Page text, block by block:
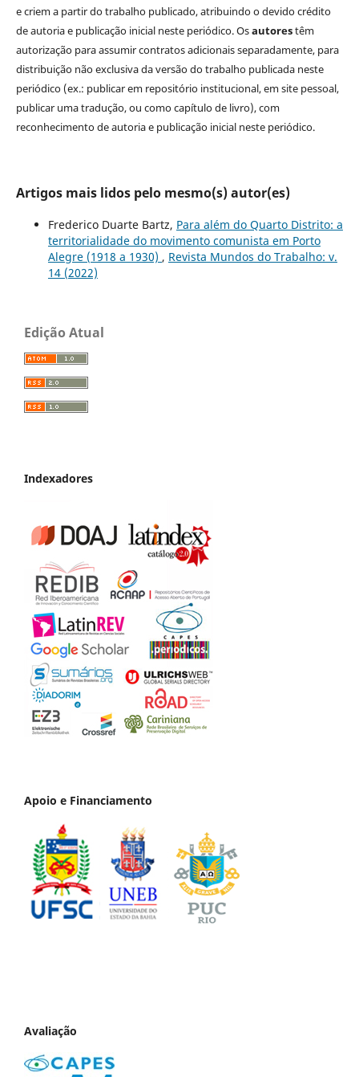
e criem a partir do trabalho publicado, atribuindo o devido crédito
de autoria e publicação inicial neste periódico. Osautorestêm
autorização para assumir contratos adicionais separadamente, para
distribuição não exclusiva da versão do trabalho publicada neste
periódico (ex.: publicar em repositório institucional, em site pessoal,
publicar uma tradução, ou como capítulo de livro), com
reconhecimento de autoria e publicação inicial neste periódico.
Artigos mais lidos pelo mesmo(s) autor(es)
Frederico Duarte Bartz, Para além do Quarto Distrito: a
territorialidade do movimento comunista em Porto
Alegre (1918 a 1930) , Revista Mundos do Trabalho: v.
14 (2022)
Edição Atual
Indexadores
Apoio e Financiamento
Avaliação